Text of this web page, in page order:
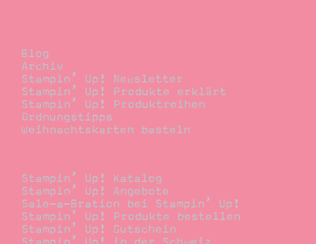
Blog
Archiv
Stampin’ Up! Newsletter
Stampin’ Up! Produkte erklärt
Stampin’ Up! Produktreihen
Ordnungstipps
Weihnachtskarten basteln
Stampin’ Up! Katalog
Stampin’ Up! Angebote
Sale-a-Bration bei Stampin’ Up!
Stampin’ Up! Produkte bestellen
Stampin’ Up! Gutschein